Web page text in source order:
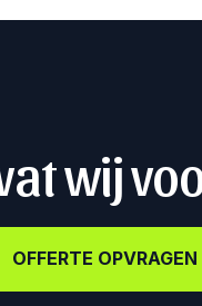
wij
OFFERTE OPVRAGEN